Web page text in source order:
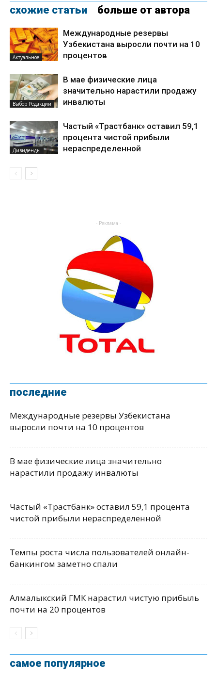
схожие статьи больше от автора
Актуальное
Международные резервы
Узбекистана выросли почти на 10
процентов
Выбор Редакции
В мае физические лица
значительно нарастили продажу
инвалюты
Дивиденды
Частый «Трастбанк» оставил 59,1
процента чистой прибыли
нераспределенной
- Реклама -
последние
Международные резервы Узбекистана
выросли почти на 10 процентов
В мае физические лица значительно
нарастили продажу инвалюты
Частый «Трастбанк» оставил 59,1 процента
чистой прибыли нераспределенной
Темпы роста числа пользователей онлайн-
банкингом заметно спали
Алмалыкский ГМК нарастил чистую прибыль
почти на 20 процентов
самое популярное